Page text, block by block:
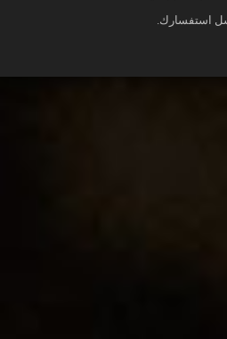
استفسارك.